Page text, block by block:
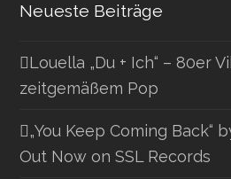
Neueste Beiträge
Louella „Du + Ich“ – 80er
zeitgemäßem Pop
„You Keep Coming Back“
Out Now on SSL Records